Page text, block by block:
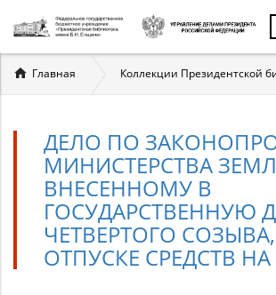
Вы
здесь
Главная Коллекции Президентской
ДЕЛО ПО
МИНИСТЕРСТВА
ВНЕСЕННОМУ В
ГОСУДАРСТВЕННУЮ
ЧЕТВЕРТОГО
ОТПУСКЕ СРЕДСТВ